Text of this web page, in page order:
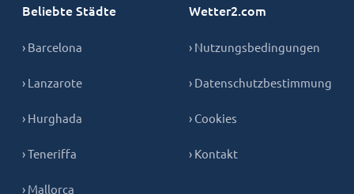
Beliebte Städte
› Barcelona
› Lanzarote
› Hurghada
› Teneriffa
› Mallorca
Wetter2.com
› Nutzungsbedingungen
› Datenschutzbestimmung
› Cookies
› Kontakt